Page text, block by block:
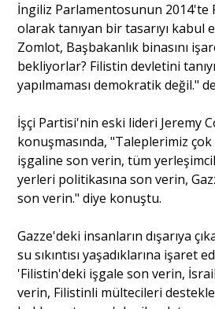
İngiliz Parlamentosunun 2014'te
olarak tanıyan bir tasarıyı kabul
Zomlot, Başbakanlık binasını
bekliyorlar? Filistin devletini
yapılmaması demokratik değil."
İşçi Partisi'nin eski lideri Jeremy
konuşmasında, "Taleplerimiz çok
işgaline son verin, tüm
yerleri politikasına son verin,
son verin." diye konuştu.
Gazze'deki insanların dışarıya
su sıkıntısı yaşadıklarına işaret
'Filistin'deki işgale son verin,
verin, Filistinli mültecileri